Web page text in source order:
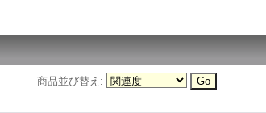
商品並び替え :